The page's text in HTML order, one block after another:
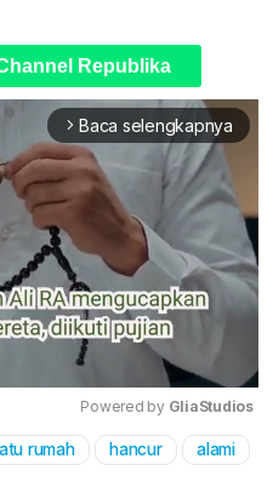
Republika
arrow_forward_ios Baca selengkapnya
Mute
Powered by GliaStudios
rumah hancur alami